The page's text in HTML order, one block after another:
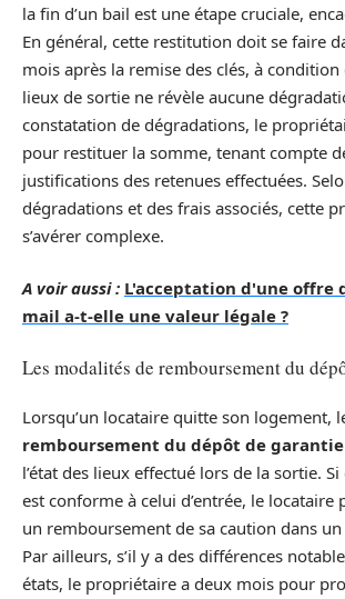
la fin d’un bail est une étape cruciale,
En général, cette restitution doit se faire
mois après la remise des clés, à condition
lieux de sortie ne révèle aucune
constatation de dégradations, le
pour restituer la somme, tenant compte
justifications des retenues effectuées.
dégradations et des frais associés, cette
s’avérer complexe.
A voir aussi : L'acceptation d'une offre
mail a-t-elle une valeur légale ?
Les modalités de remboursement du
Lorsqu’un locataire quitte son logement,
remboursement du dépôt de garantie
l’état des lieux effectué lors de la sortie.
est conforme à celui d’entrée, le locataire
un remboursement de sa caution dans un
Par ailleurs, s’il y a des différences
états, le propriétaire a deux mois pour